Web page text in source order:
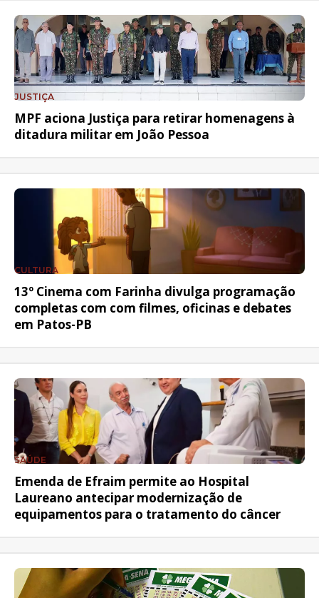
JUSTIÇA
MPF aciona Justiça para retirar homenagens à
ditadura militar em João Pessoa
CULTURA
13º Cinema com Farinha divulga programação
completas com com filmes, oficinas e debates
em Patos-PB
SAÚDE
Emenda de Efraim permite ao Hospital
Laureano antecipar modernização de
equipamentos para o tratamento do câncer